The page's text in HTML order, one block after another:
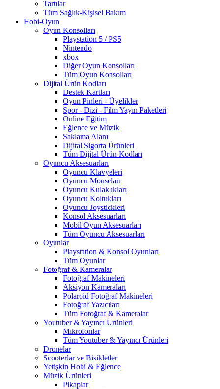
Tartılar
Tüm Sağlık-Kişisel Bakım
Hobi-Oyun
Oyun Konsolları
Playstation 5 / PS5
Nintendo
xbox
Diğer Oyun Konsolları
Tüm Oyun Konsolları
Dijital Ürün Kodları
Destek Kartları
Oyun Pinleri - Üyelikler
Spor - Dizi - Film Yayın Paketleri
Online Eğitim
Eğlence ve Müzik
Saklama Alanı
Dijital Sigorta Ürünleri
Tüm Dijital Ürün Kodları
Oyuncu Aksesuarları
Oyuncu Klavyeleri
Oyuncu Mouseları
Oyuncu Kulaklıkları
Oyuncu Koltukları
Oyuncu Joystickleri
Konsol Aksesuarları
Mobil Oyun Aksesuarları
Tüm Oyuncu Aksesuarları
Oyunlar
Playstation & Konsol Oyunları
Tüm Oyunlar
Fotoğraf & Kameralar
Fotoğraf Makineleri
Aksiyon Kameraları
Polaroid Fotoğraf Makineleri
Fotoğraf Yazıcıları
Tüm Fotoğraf & Kameralar
Youtuber & Yayıncı Ürünleri
Mikrofonlar
Tüm Youtuber & Yayıncı Ürünleri
Dronelar
Scooterlar ve Bisikletler
Yetişkin Hobi & Eğlence
Müzik Ürünleri
Pikaplar